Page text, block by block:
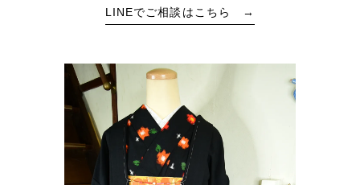
LINEでご相談はこちら →